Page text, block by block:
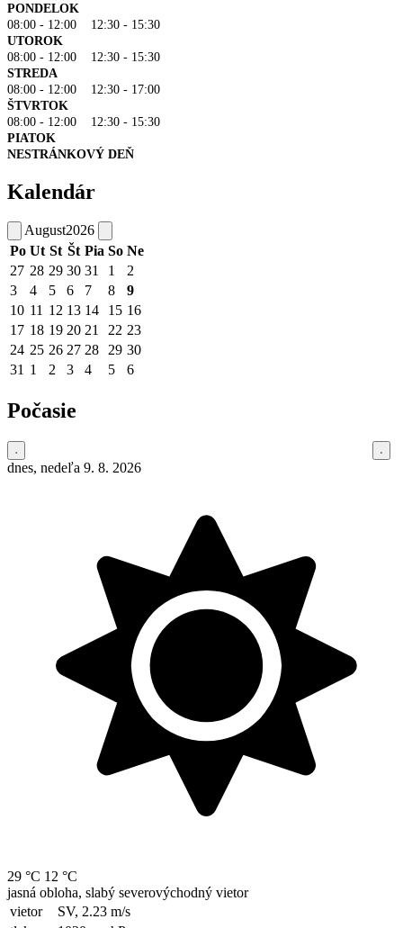
PONDELOK
08:00 - 12:00 12:30 - 15:30
UTOROK
08:00 - 12:00 12:30 - 15:30
STREDA
08:00 - 12:00 12:30 - 17:00
ŠTVRTOK
08:00 - 12:00 12:30 - 15:30
PIATOK
NESTRÁNKOVÝ DEŇ
Kalendár
August2026
Po Ut St Št Pia So Ne
27 28 29 30 31 1
2
3
4 5 6 7 8
9
10 11 12 13 14 15 16
17 18 19 20 21 22 23
24 25 26 27 28 29 30
31 1 2 3 4 5 6
Počasie
dnes, nedeľa 9. 8. 2026
29 °C 12 °C
jasná obloha, slabý severovýchodný vietor
vietor
SV, 2.23 m/s